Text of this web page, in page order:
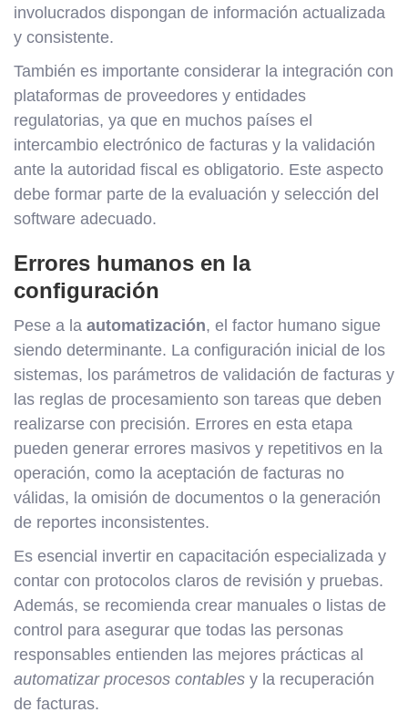
involucrados dispongan de información actualizada
y consistente.
También es importante considerar la integración con
plataformas de proveedores y entidades
regulatorias, ya que en muchos países el
intercambio electrónico de facturas y la validación
ante la autoridad fiscal es obligatorio. Este aspecto
debe formar parte de la evaluación y selección del
software adecuado.
Errores humanos en la
configuración
Pese a la automatización, el factor humano sigue
siendo determinante. La configuración inicial de los
sistemas, los parámetros de validación de facturas y
las reglas de procesamiento son tareas que deben
realizarse con precisión. Errores en esta etapa
pueden generar errores masivos y repetitivos en la
operación, como la aceptación de facturas no
válidas, la omisión de documentos o la generación
de reportes inconsistentes.
Es esencial invertir en capacitación especializada y
contar con protocolos claros de revisión y pruebas.
Además, se recomienda crear manuales o listas de
control para asegurar que todas las personas
responsables entienden las mejores prácticas al
automatizar procesos contables y la recuperación
de facturas.